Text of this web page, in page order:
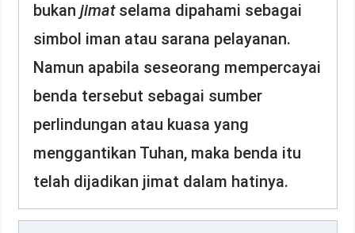
bukan jimat selama dipahami sebagai
simbol iman atau sarana pelayanan.
Namun apabila seseorang mempercayai
benda tersebut sebagai sumber
perlindungan atau kuasa yang
menggantikan Tuhan, maka benda itu
telah dijadikan jimat dalam hatinya.